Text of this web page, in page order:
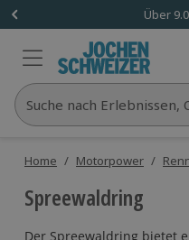
Über
Suche nach Erlebnissen,
Home / Motorpower /
Spreewaldring
Der Spreewaldring bietet